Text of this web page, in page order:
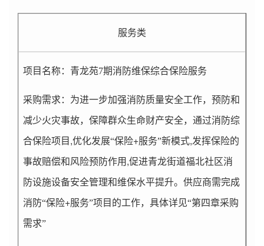
服务类
项目名称：青龙苑7期消防维保综合保险服务
采购需求： 为进一步加强消防质量安全工作，预防和
减少火灾事故，保障群众生命财产安全，通过消防综
合保险项目 ,优化发展“保险+服务”新模式,发挥保险的
事故赔偿和风险预防作用 ,促进青龙街道福北社区消
防设施设备安全管理和维保水平提升。供应商需完成
消防“保险+服务”项目的工作，具体详见“第四章采购
需求”